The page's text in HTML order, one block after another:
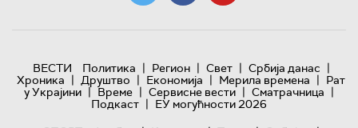
ВЕСТИ Политика | Регион | Свет | Србија данас |
Хроника | Друштво | Економија | Мерила времена | Рат
у Украјини | Време | Сервисне вести | Сматрачница |
Подкаст | ЕУ могућности 2026